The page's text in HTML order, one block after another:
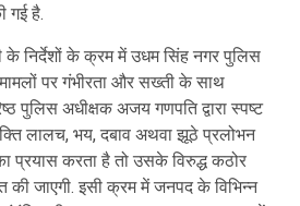
गई है.
के निर्देशों के क्रम में उधम सिंह नगर पुलिस
पर गंभीरता और सख्ती के साथ
पुलिस अधीक्षक अजय गणपति द्वारा स्पष्ट
लालच, भय, दबाव अथवा झूठे प्रलोभन
प्रयास करता है तो उसके विरुद्ध कठोर
की जाएगी. इसी क्रम में जनपद के विभिन्न